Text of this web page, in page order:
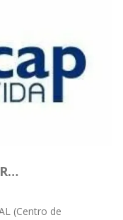
(Centro de